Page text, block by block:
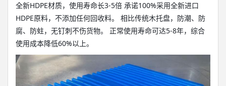
全新HDPE材质，使用寿命长3-5倍 承诺100%采用全新进口
HDPE原料，不添加任何回收料。 相比传统木托盘，防潮、防
腐、防蛀，无钉刺不伤货物。 正常使用寿命可达5-8年，综合
使用成本降低60%以上。